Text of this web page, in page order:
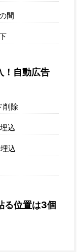
間
！自動広告
削除
込
込
る位置は3個